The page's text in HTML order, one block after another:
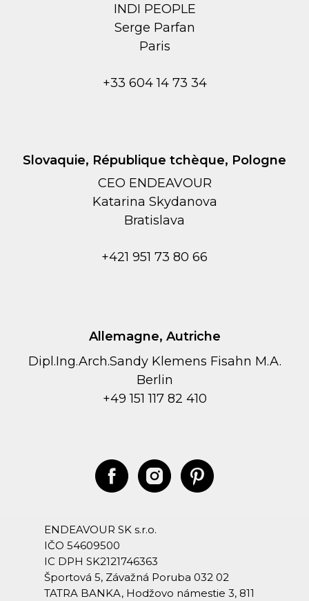
INDI PEOPLE
Serge Parfan
Paris
+33 604 14 73 34
Slovaquie, République tchèque, Pologne
CEO ENDEAVOUR
Katarina Skydanova
Bratislava
+421 951 73 80 66
Allemagne, Autriche
Dipl.Ing.Arch.Sandy Klemens Fisahn M.A.
Berlin
+49 151 117 82 410
ENDEAVOUR SK s.r.o.
IČO 54609500
IC DPH SK2121746363
Športová 5, Závažná Poruba 032 02
TATRA BANKA, Hodžovo námestie 3, 811